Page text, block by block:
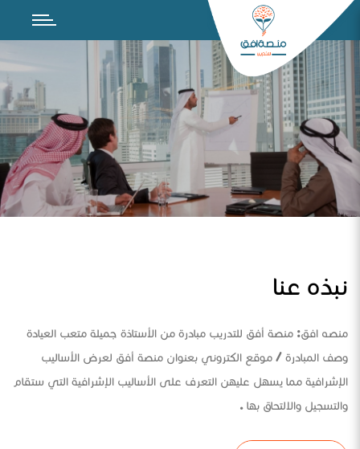
نبذه عنا
منصه افق: منصة أفق للتدريب مبادرة من الأستاذة جميلة متعب العيادة
وصف المبادرة / موقع الكتروني بعنوان منصة أفق لعرض الأساليب
الإشرافية مما يسهل عليهن التعرف على الأساليب الإشرافية التي ستقام
والتسجيل والالتحاق بها .